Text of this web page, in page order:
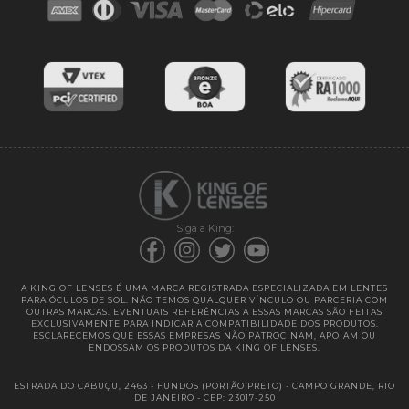
Blog
Cores das lentes
Entregas
Siga a King:
A KING OF LENSES É UMA MARCA REGISTRADA ESPECIALIZADA EM LENTES
PARA ÓCULOS DE SOL. NÃO TEMOS QUALQUER VÍNCULO OU PARCERIA COM
OUTRAS MARCAS. EVENTUAIS REFERÊNCIAS A ESSAS MARCAS SÃO FEITAS
EXCLUSIVAMENTE PARA INDICAR A COMPATIBILIDADE DOS PRODUTOS.
ESCLARECEMOS QUE ESSAS EMPRESAS NÃO PATROCINAM, APOIAM OU
ENDOSSAM OS PRODUTOS DA KING OF LENSES.
ESTRADA DO CABUÇU, 2463 - FUNDOS (PORTÃO PRETO) - CAMPO GRANDE, RIO
DE JANEIRO - CEP: 23017-250